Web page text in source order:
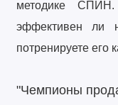
методике
эффективен ли
потренируете его
"Чемпионы